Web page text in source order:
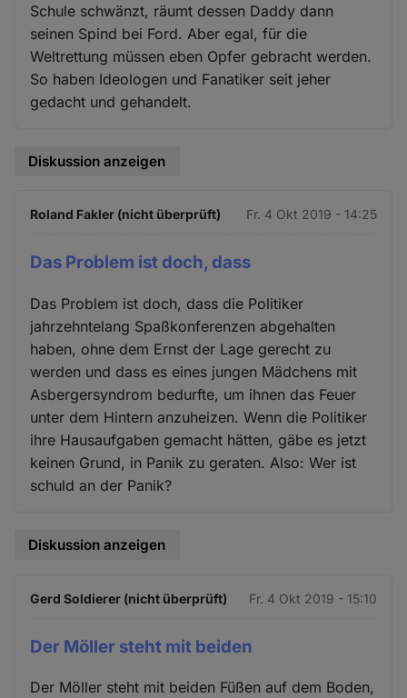
Schule schwänzt, räumt dessen Daddy dann
seinen Spind bei Ford. Aber egal, für die
Weltrettung müssen eben Opfer gebracht werden.
So haben Ideologen und Fanatiker seit jeher
gedacht und gehandelt.
Diskussion anzeigen
Roland Fakler (nicht überprüft) Fr. 4 Okt 2019 - 14:25
Das Problem ist doch, dass
Das Problem ist doch, dass die Politiker
jahrzehntelang Spaßkonferenzen abgehalten
haben, ohne dem Ernst der Lage gerecht zu
werden und dass es eines jungen Mädchens mit
Asbergersyndrom bedurfte, um ihnen das Feuer
unter dem Hintern anzuheizen. Wenn die Politiker
ihre Hausaufgaben gemacht hätten, gäbe es jetzt
keinen Grund, in Panik zu geraten. Also: Wer ist
schuld an der Panik?
Diskussion anzeigen
Gerd Soldierer (nicht überprüft) Fr. 4 Okt 2019 - 15:10
Der Möller steht mit beiden
Der Möller steht mit beiden Füßen auf dem Boden,